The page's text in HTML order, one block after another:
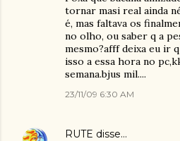
tornar masi real ainda
é, mas faltava os
no olho, ou saber q a
mesmo?afff deixa eu ir
isso a essa hora no
semana.bjus mil....
23/11/09 6:30 AM
RUTE disse…